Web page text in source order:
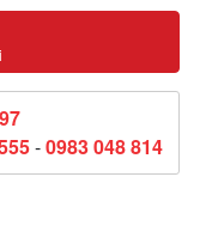
-0983 048 814